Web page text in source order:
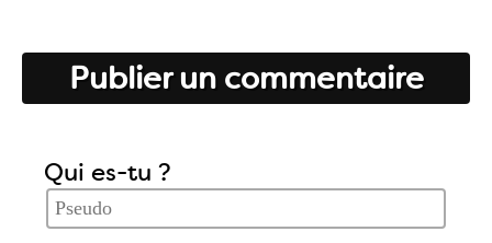
Publier un commentaire
Qui es-tu ?